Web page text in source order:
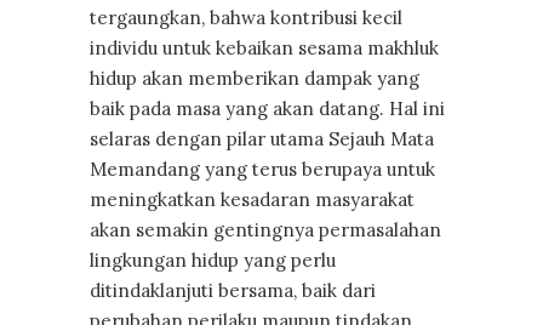
tergaungkan, bahwa kontribusi kecil
individu untuk kebaikan sesama makhluk
hidup akan memberikan dampak yang
baik pada masa yang akan datang. Hal ini
selaras dengan pilar utama Sejauh Mata
Memandang yang terus berupaya untuk
meningkatkan kesadaran masyarakat
akan semakin gentingnya permasalahan
lingkungan hidup yang perlu
ditindaklanjuti bersama, baik dari